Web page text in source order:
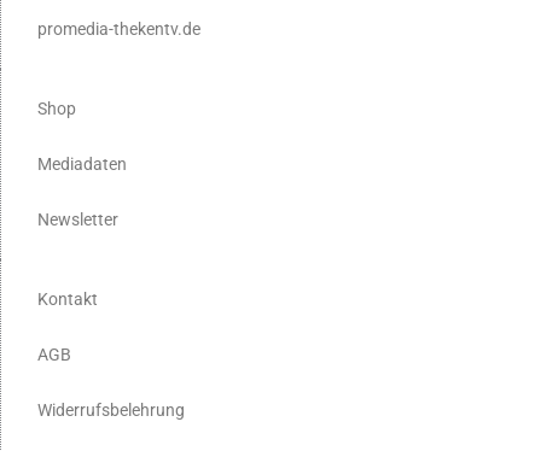
promedia-thekentv.de
Shop
Mediadaten
Newsletter
Kontakt
AGB
Widerrufsbelehrung